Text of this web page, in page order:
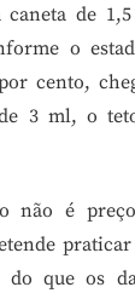
caneta de
o
cento,
3 ml, o
não é
do que os